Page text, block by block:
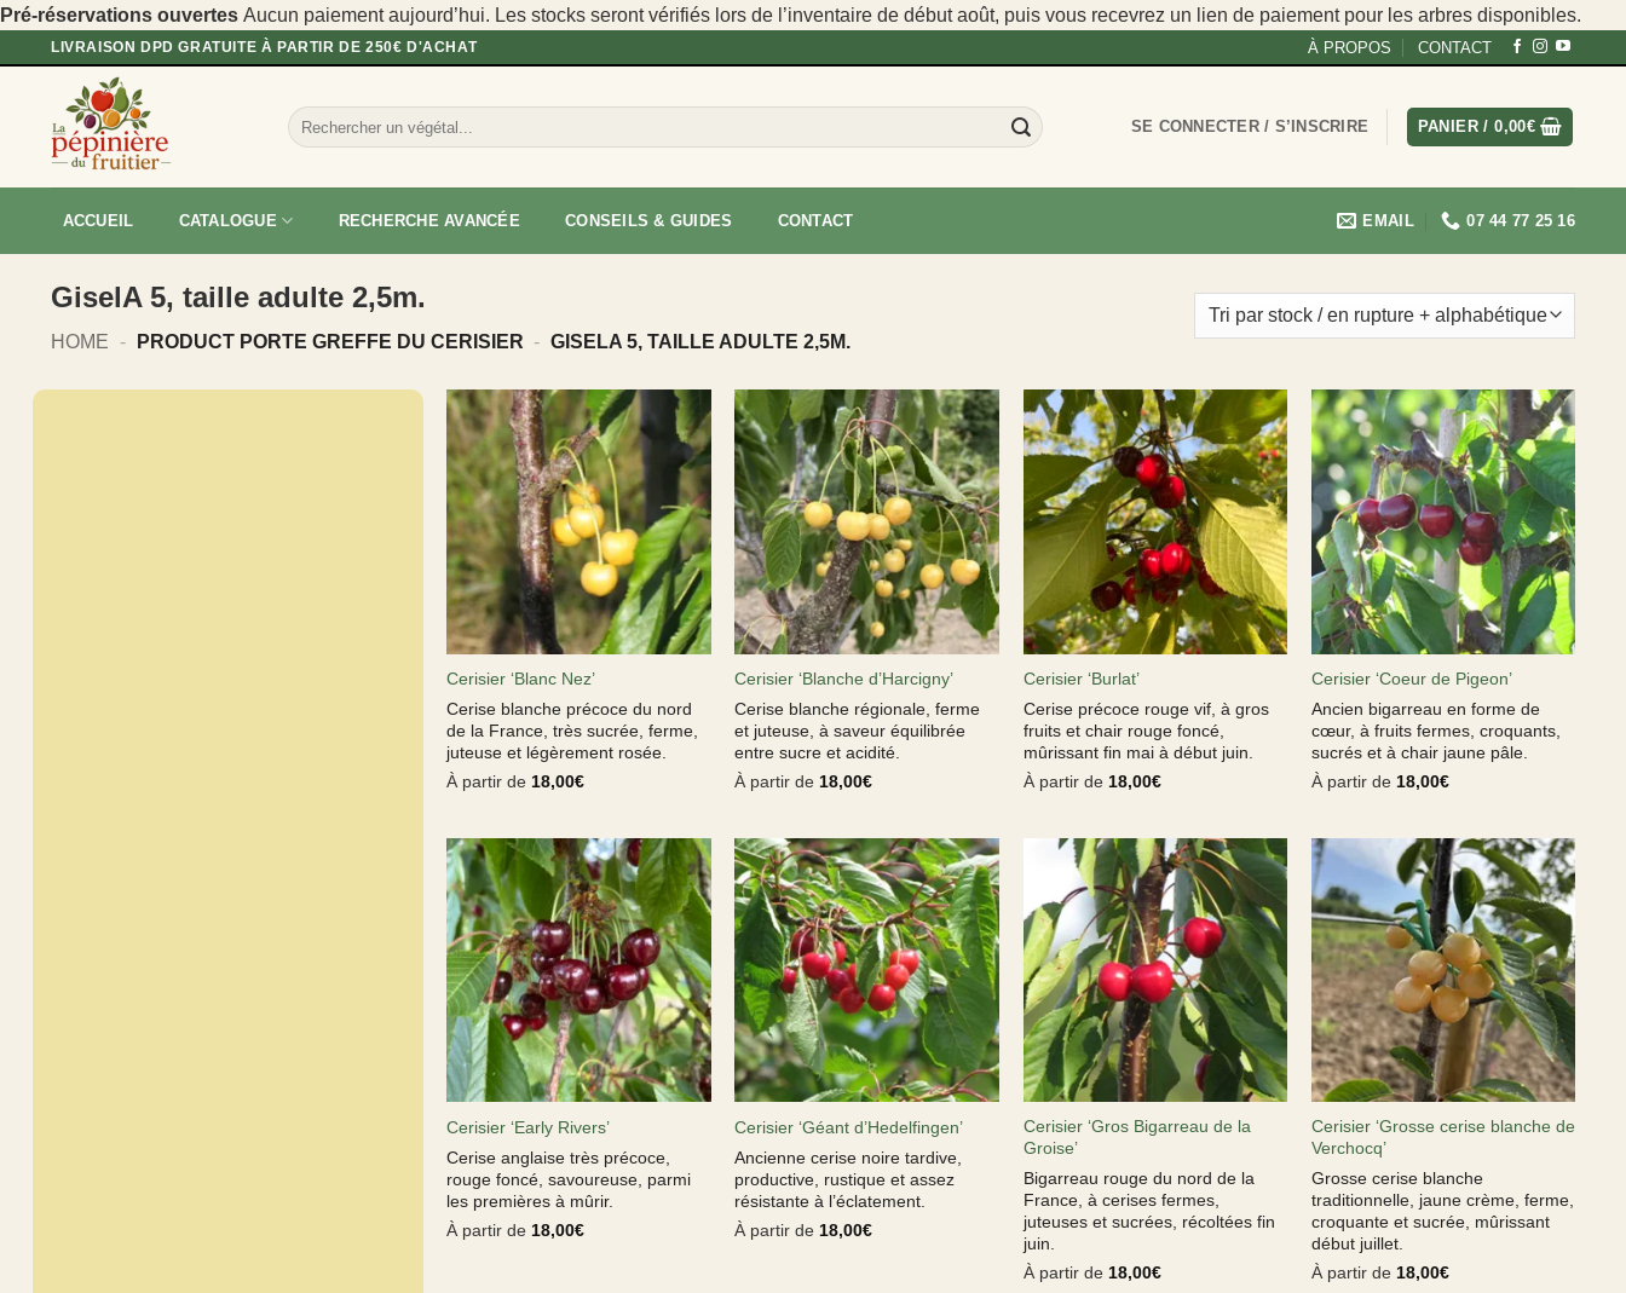
Pré-réservations ouvertes Aucun paiement aujourd’hui. Les stocks seront vérifiés lors de l’inventaire de début août, puis vous recevrez un lien de paiement pour les arbres disponibles.
Passer
contenu
LIVRAISON DPD GRATUITE À PARTIR DE 250€ D'ACHAT À PROPOS CONTACT
Recherche
pour :
SE CONNECTER / S’INSCRIRE PANIER /0,00€
ACCUEIL CATALOGUE RECHERCHE AVANCÉE CONSEILS & GUIDES CONTACT EMAIL 07 44 77 25 16
GiselA 5, taille adulte 2,5m.
HOME - PRODUCT PORTE GREFFE DU CERISIER - GISELA 5, TAILLE ADULTE 2,5M.
Cerisier ‘Blanc Nez’
Cerise blanche précoce du nord
de la France, très sucrée, ferme,
juteuse et légèrement rosée.
À partir de 18,00€
Cerisier ‘Blanche d’Harcigny’
Cerise blanche régionale, ferme
et juteuse, à saveur équilibrée
entre sucre et acidité.
À partir de 18,00€
Cerisier ‘Burlat’
Cerise précoce rouge vif, à gros
fruits et chair rouge foncé,
mûrissant fin mai à début juin.
À partir de 18,00€
Cerisier ‘Coeur de Pigeon’
Ancien bigarreau en forme de
cœur, à fruits fermes, croquants,
sucrés et à chair jaune pâle.
À partir de 18,00€
Cerisier ‘Early Rivers’
Cerise anglaise très précoce,
rouge foncé, savoureuse, parmi
les premières à mûrir.
À partir de 18,00€
Cerisier ‘Géant d’Hedelfingen’
Ancienne cerise noire tardive,
productive, rustique et assez
résistante à l’éclatement.
À partir de 18,00€
Cerisier ‘Gros Bigarreau de la
Groise’
Bigarreau rouge du nord de la
France, à cerises fermes,
juteuses et sucrées, récoltées fin
juin.
À partir de 18,00€
Cerisier ‘Grosse cerise blanche de
Verchocq’
Grosse cerise blanche
traditionnelle, jaune crème, ferme,
croquante et sucrée, mûrissant
début juillet.
À partir de 18,00€